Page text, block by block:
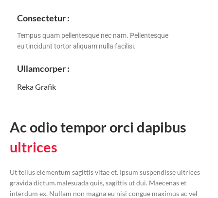
Consectetur :
Tempus quam pellentesque nec nam. Pellentesque
eu tincidunt tortor aliquam nulla facilisi.
Ullamcorper :
Reka Grafik
Ac odio tempor orci dapibus
ultrices
Ut tellus elementum sagittis vitae et. Ipsum suspendisse ultrices
gravida dictum.malesuada quis, sagittis ut dui. Maecenas et
interdum ex. Nullam non magna eu nisi congue maximus ac vel